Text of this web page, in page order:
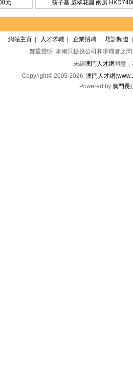
元 筷子基 威翠花園 兩房
網站主頁 人才求職 企業招聘 培訓頻道
鄭重聲明 :本網只提供公司和求職者之
未經澳門人才網 同意
Copyright© 2005-2026 澳門人才網
Powered by 澳門長